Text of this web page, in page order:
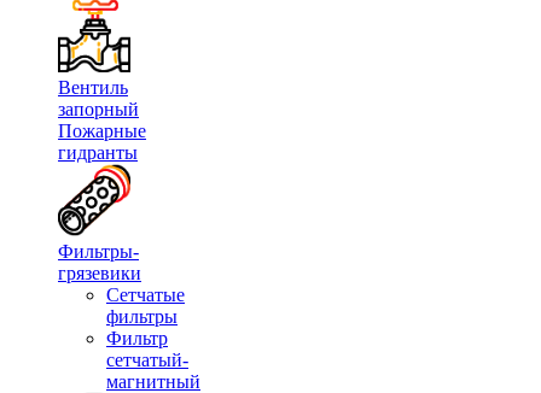
Вентиль
запорный
Пожарные
гидранты
Фильтры-
грязевики
Сетчатые
фильтры
Фильтр
сетчатый-
магнитный